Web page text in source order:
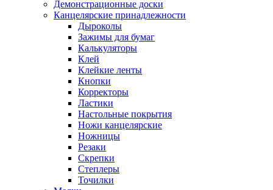
Демонстрационные доски
Канцелярские принадлежности
Дыроколы
Зажимы для бумаг
Калькуляторы
Клей
Клейкие ленты
Кнопки
Корректоры
Ластики
Настольные покрытия
Ножи канцелярские
Ножницы
Резаки
Скрепки
Степлеры
Точилки